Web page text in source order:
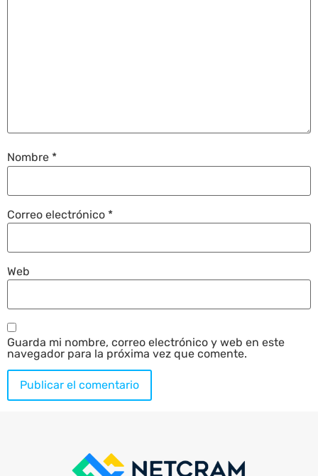
Nombre *
Correo electrónico *
Web
Guarda mi nombre, correo electrónico y web en este
navegador para la próxima vez que comente.